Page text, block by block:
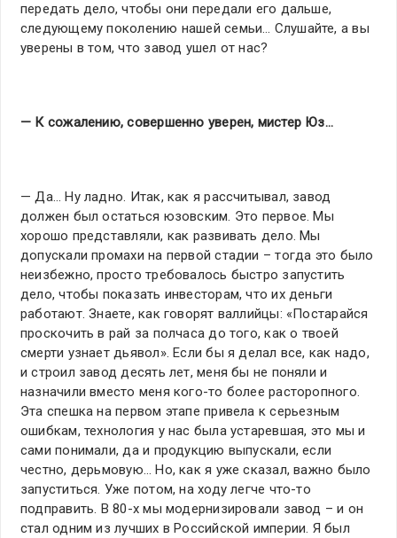
передать дело, чтобы они передали его дальше,
следующему поколению нашей семьи… Слушайте, а вы
уверены в том, что завод ушел от нас?
— К сожалению, совершенно уверен, мистер Юз…
— Да… Ну ладно. Итак, как я рассчитывал, завод
должен был остаться юзовским. Это первое. Мы
хорошо представляли, как развивать дело. Мы
допускали промахи на первой стадии – тогда это было
неизбежно, просто требовалось быстро запустить
дело, чтобы показать инвесторам, что их деньги
работают. Знаете, как говорят валлийцы: «Постарайся
проскочить в рай за полчаса до того, как о твоей
смерти узнает дьявол». Если бы я делал все, как надо,
и строил завод десять лет, меня бы не поняли и
назначили вместо меня кого-то более расторопного.
Эта спешка на первом этапе привела к серьезным
ошибкам, технология у нас была устаревшая, это мы и
сами понимали, да и продукцию выпускали, если
честно, дерьмовую… Но, как я уже сказал, важно было
запуститься. Уже потом, на ходу легче что-то
подправить. В 80-х мы модернизировали завод – и он
стал одним из лучших в Российской империи. Я был